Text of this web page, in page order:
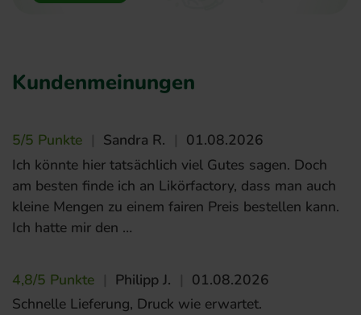
Kundenmeinungen
5/5 Punkte Sandra R.
01.08.2026
Ich könnte hier tatsächlich viel Gutes sagen. Doch
am besten finde ich an Likörfactory, dass man auch
kleine Mengen zu einem fairen Preis bestellen kann.
Ich hatte mir den …
4,8/5 Punkte Philipp J.
01.08.2026
Schnelle Lieferung, Druck wie erwartet.